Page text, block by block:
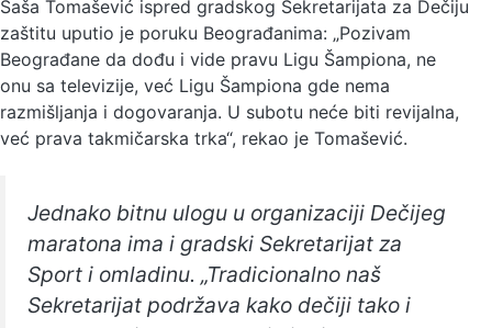
Saša Tomašević ispred gradskog Sekretarijata za Dečiju
zaštitu uputio je poruku Beograđanima: „Pozivam
Beograđane da dođu i vide pravu Ligu Šampiona, ne
onu sa televizije, već Ligu Šampiona gde nema
razmišljanja i dogovaranja. U subotu neće biti revijalna,
već prava takmičarska trka“, rekao je Tomašević.
Jednako bitnu ulogu u organizaciji Dečijeg
maratona ima i gradski Sekretarijat za
Sport i omladinu. „Tradicionalno naš
Sekretarijat podržava kako dečiji tako i